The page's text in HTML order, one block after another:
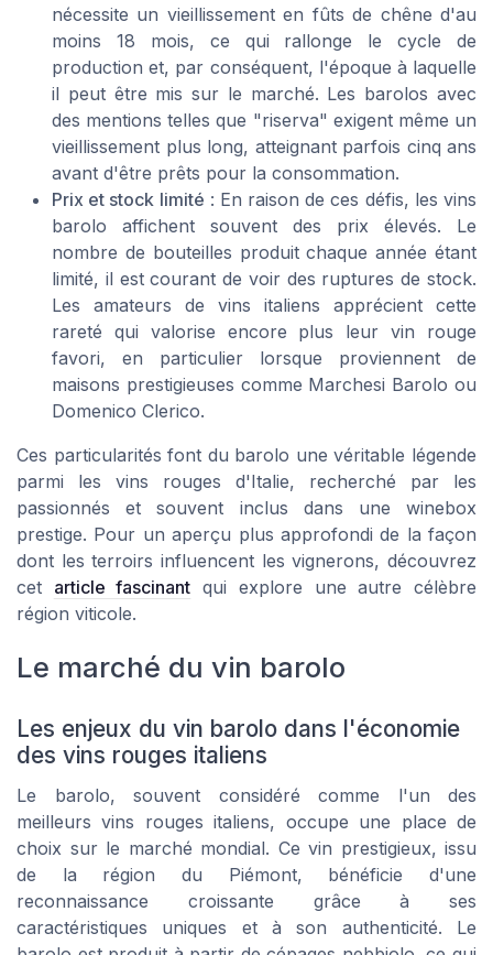
nécessite un vieillissement en fûts de chêne d'au
moins 18 mois, ce qui rallonge le cycle de
production et, par conséquent, l'époque à laquelle
il peut être mis sur le marché. Les barolos avec
des mentions telles que "riserva" exigent même un
vieillissement plus long, atteignant parfois cinq ans
avant d'être prêts pour la consommation.
Prix et stock limité : En raison de ces défis, les vins
barolo affichent souvent des prix élevés. Le
nombre de bouteilles produit chaque année étant
limité, il est courant de voir des ruptures de stock.
Les amateurs de vins italiens apprécient cette
rareté qui valorise encore plus leur vin rouge
favori, en particulier lorsque proviennent de
maisons prestigieuses comme Marchesi Barolo ou
Domenico Clerico.
Ces particularités font du barolo une véritable légende
parmi les vins rouges d'Italie, recherché par les
passionnés et souvent inclus dans une winebox
prestige. Pour un aperçu plus approfondi de la façon
dont les terroirs influencent les vignerons, découvrez
cet article fascinant qui explore une autre célèbre
région viticole.
Le marché du vin barolo
Les enjeux du vin barolo dans l'économie
des vins rouges italiens
Le barolo, souvent considéré comme l'un des
meilleurs vins rouges italiens, occupe une place de
choix sur le marché mondial. Ce vin prestigieux, issu
de la région du Piémont, bénéficie d'une
reconnaissance croissante grâce à ses
caractéristiques uniques et à son authenticité. Le